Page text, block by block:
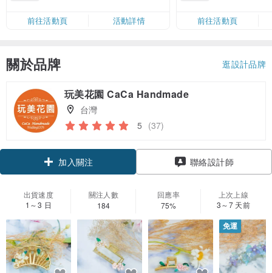
卡」結帳）
前往活動頁 活動詳情
前往活動頁
關於品牌 逛設計品牌
玩美花園 CaCa Handmade
台灣
5 (37)
加入關注 聯絡設計師
出貨速度
1～3 日
關注人數
184
回應率
75%
上次上線
3～7 天前
免運